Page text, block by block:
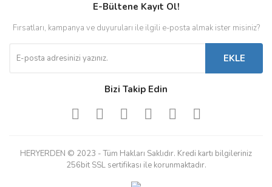
E-Bültene Kayıt Ol!
Fırsatları, kampanya ve duyuruları ile ilgili e-posta almak ister misiniz?
EKLE
Bizi Takip Edin
HERYERDEN © 2023 - Tüm Hakları Saklıdır. Kredi kartı bilgileriniz
256bit SSL sertifikası ile korunmaktadır.